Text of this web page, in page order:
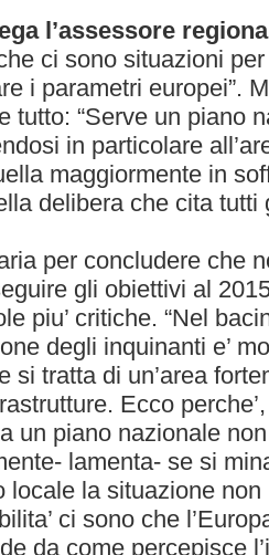
l’assessore
ci sono situazioni
i parametri europei”.
tutto: “Serve un piano
in particolare
maggiormente in
delibera che cita tutti
per concludere che
gli obiettivi al
piu’ critiche. “Nel
degli inquinanti e’
si tratta di un’area
Ecco
un piano nazionale
lamenta- se si
locale la situazione non
ci sono che
da come percepisce